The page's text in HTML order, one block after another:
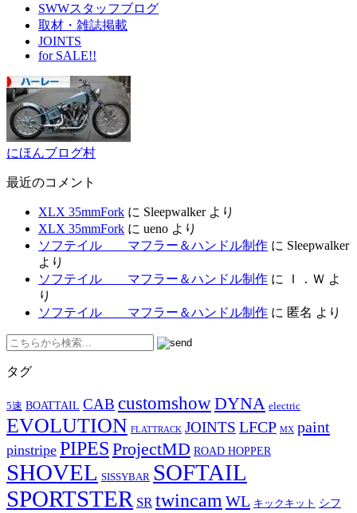
SWWスタッフブログ
取材・雑誌掲載
JOINTS
for SALE!!
にほんブログ村
最近のコメント
XLX 35mmFork に Sleepwalkerより
XLX 35mmFork に ueno より
ソフテイル マフラー＆ハンドル制作 に Sleepwalker
より
ソフテイル マフラー＆ハンドル制作 に Ｉ．Ｗ よ
り
ソフテイル マフラー＆ハンドル制作 に 匿名 より
タグ
5速 BOATTAIL CAB customshowDYNA electric
EVOLUTION FLATTRACK JOINTS LFCP MX paint
pinstripe PIPES ProjectMD ROAD HOPPER
SHOVEL SISSYBAR SOFTAIL
SPORTSTER SR twincamWL キックキット シフ